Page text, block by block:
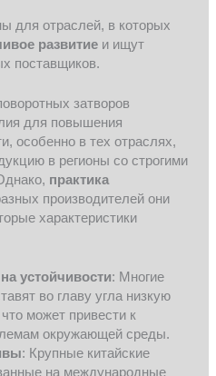
для отраслей, в которых
развитие и ищут
поставщиков.
затворов
для повышения
особенно в тех отраслях,
в регионы со строгими
практика
производителей они
характеристики
устойчивости: Многие
во главу угла низкую
может привести к
окружающей среды.
: Крупные китайские
на международные